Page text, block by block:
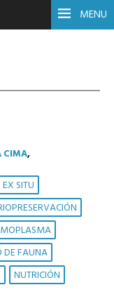
MENU
CIMA,
SITU
DE FAUNA
NUTRICIÓN